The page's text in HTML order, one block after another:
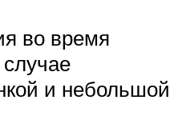
во время
и небольшой